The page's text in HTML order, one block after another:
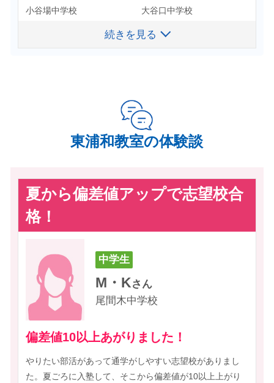
東洋大学 文学部 英米文学
獨協大学 法学部 法律学科
文教大学 文学部 英米語英
米文学科
昭和女子大学 環境デザイン
学部 環境デザイン学科
帝京大学 経済学部 経営学
東洋大学 総合情報学部 総
合情報学科
大東文化大学 外国語学部
大東文化大学 経営学部 経
目白大学 経営学部 経営学
東京工科大学 デザイン学
部 デザイン学科 視覚デザ
浦和東高校
県立川口高校
越谷南高校
細田学園高校
武南高校
浦和ルーテル高校
西武台高校
越谷北高校
続きを見る
東京成徳高校
小谷場中学校
大谷口中学校
北中学校（川口市）
聖学院中学校
栄東中学校 など
続きを見る
中学受験
昌平中学
指導実績校
小学校
尾間木小学校
東浦和小学校
三室小学校
大牧小学校
神根小学校
差間小学校
開智小学校
続きを見る
東浦和教室の体験談
夏から偏差値アップで志望校合
格！
中学生
M・Kさん
尾間木中学校
偏差値10以上あがりました！
やりたい部活があって通学がしやすい志望校がありまし
た。夏ごろに入塾して、そこから偏差値が10以上上がり
K・Iさん
尾間木中学校
毎回楽しく授業ができて最高でした！
志望校は、設備がきれいで、部活と勉強がどちらも楽しく両
立できそうでした。授業は毎回楽しく受けることができて最
高でした！また、授業を通してテストの解き方がわかり点数
A・Kさん
美園中学校
勉強嫌いでも楽しく授業を受けられまし
た。
普段の授業はとても優しく楽しく、時には厳しく授業してく
れたことがよかったです。自分のやる気が出てきました。勉
N さん
県立川口高校
みんなでの勉強会が楽しかったです！
校舎が綺麗な大学で、どうしてもそこに行きたいと思いまし
た。夏休みの勉強会で、みんなと勉強したことがとても楽し
かったです。城南コベッツに通って忍耐力と体力がつきまし
高校生
Kさん
公立高校
文章が正確に読めるようになりました！
歴史を学ぶために行きたい大学があり、そこを目指していま
した。夏休みはずっと塾にいました。グラグラだった英語が
K.Kさん
大谷口中学校
わかりやすい説明と手厚いサポートで授業
してくれました。
わかりやすい授業と手厚いサポートで授業をしてくれたので
定着しました。テスト・内申点対策と過去問演習を両立する
中学生
S・S さん
川口市立北中学校
苦手な英語の成績大幅アップ！
先生にいろいろなことを教えてもらい合格することができま
した。城南コベッツで勉強して本当によかったです。特に英
N・Yさん
尾間木中学校
質問がしやすい環境で苦手を克服できまし
た！
志望校に合格できてうれしかったです。苦手なところも、先
生が考えて作ってくれたプリントで克服することができまし